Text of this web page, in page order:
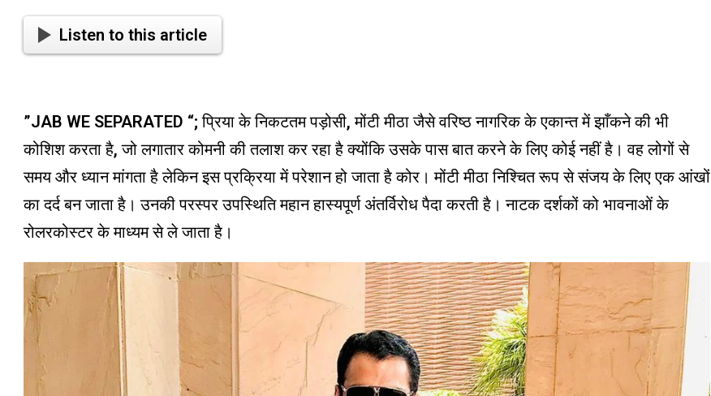
Listen to this article
”JAB WE SEPARATED “; प्रिया के निकटतम पड़ोसी, मोंटी मीठा जैसे वरिष्ठ नागरिक के एकान्त में झाँकने की भी
कोशिश करता है, जो लगातार कोमनी की तलाश कर रहा है क्योंकि उसके पास बात करने के लिए कोई नहीं है। वह लोगों से
समय और ध्यान मांगता है लेकिन इस प्रक्रिया में परेशान हो जाता है कोर। मोंटी मीठा निश्चित रूप से संजय के लिए एक आंखों
का दर्द बन जाता है। उनकी परस्पर उपस्थिति महान हास्यपूर्ण अंतर्विरोध पैदा करती है। नाटक दर्शकों को भावनाओं के
रोलरकोस्टर के माध्यम से ले जाता है।